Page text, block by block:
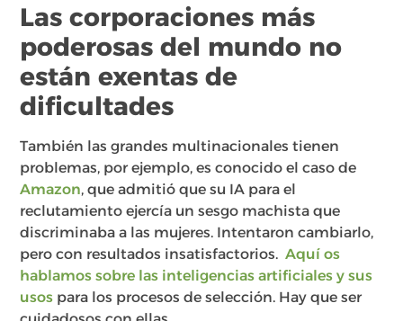
Las corporaciones más
poderosas del mundo no
están exentas de
dificultades
También las grandes multinacionales tienen
problemas, por ejemplo, es conocido el caso de
Amazon, que admitió que su IA para el
reclutamiento ejercía un sesgo machista que
discriminaba a las mujeres. Intentaron cambiarlo,
pero con resultados insatisfactorios.Aquí os
hablamos sobre las inteligencias artificiales y sus
usos para los procesos de selección. Hay que ser